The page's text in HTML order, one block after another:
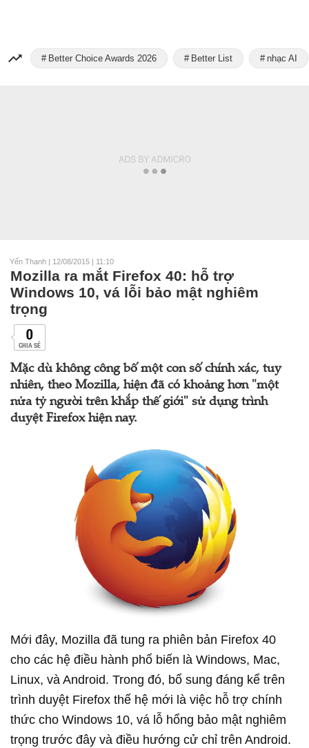
Better Choice Awards 2026 Better List nhạc AI
Yến Thanh | 12/08/2015 | 11:10
Mozilla ra mắt Firefox 40: hỗ trợ
Windows 10, vá lỗi bảo mật nghiêm
trọng
0
CHIA SẺ
Mặc dù không công bố một con số chính xác, tuy
nhiên, theo Mozilla, hiện đã có khoảng hơn "một
nửa tỷ người trên khắp thế giới" sử dụng trình
duyệt Firefox hiện nay.
Mới đây, Mozilla đã tung ra phiên bản Firefox 40
cho các hệ điều hành phổ biến là Windows, Mac,
Linux, và Android. Trong đó, bổ sung đáng kể trên
trình duyệt Firefox thế hệ mới là việc hỗ trợ chính
thức cho Windows 10, vá lỗ hổng bảo mật nghiêm
trọng trước đây và điều hướng cử chỉ trên Android.